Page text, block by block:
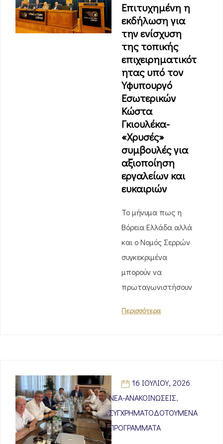
Επιτυχημένη η
εκδήλωση για
την ενίσχυση
της τοπικής
επιχειρηματικότ
ητας υπό τον
Υφυπουργό
Εσωτερικών
Κώστα
Γκιουλέκα-
«Χρυσές»
συμβουλές για
αξιοποίηση
εργαλείων και
ευκαιριών
Το μήνυμα πως η
Βόρεια Ελλάδα αλλά
και ο Νομός Σερρών
συγκεκριμένα
μπορούν να
πρωταγωνιστήσουν
Περισσότερα
16 ΙΟΥΛΊΟΥ, 2026
ΝΈΑ-ΑΝΑΚΟΙΝΏΣΕΙΣ,
ΣΥΓΧΡΗΜΑΤΟΔΟΤΟΎΜΕΝΑ
ΠΡΟΓΡΆΜΜΑΤΑ